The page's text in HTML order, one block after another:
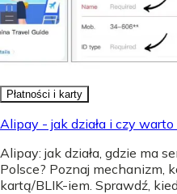
Płatności i karty
Alipay - jak działa i czy
Alipay: jak działa, gdzie ma
Polsce? Poznaj mechanizm,
kartą/BLIK-iem. Sprawdź,